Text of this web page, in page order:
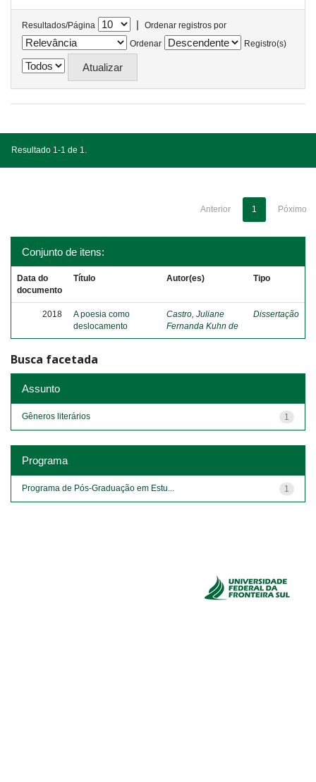
Resultados/Página |
Ordenar registros por
Ordenar
Registro(s)
Resultado 1-1 de 1.
Anterior 1 Póximo
Conjunto de itens:
Data do
documento
Título Autor(es) Tipo
2018
A poesia como
deslocamento
Castro, Juliane
Fernanda Kuhn de
Dissertação
Busca facetada
Assunto
1
Gêneros literários
Programa
1
Programa de Pós-Graduação em Estu...